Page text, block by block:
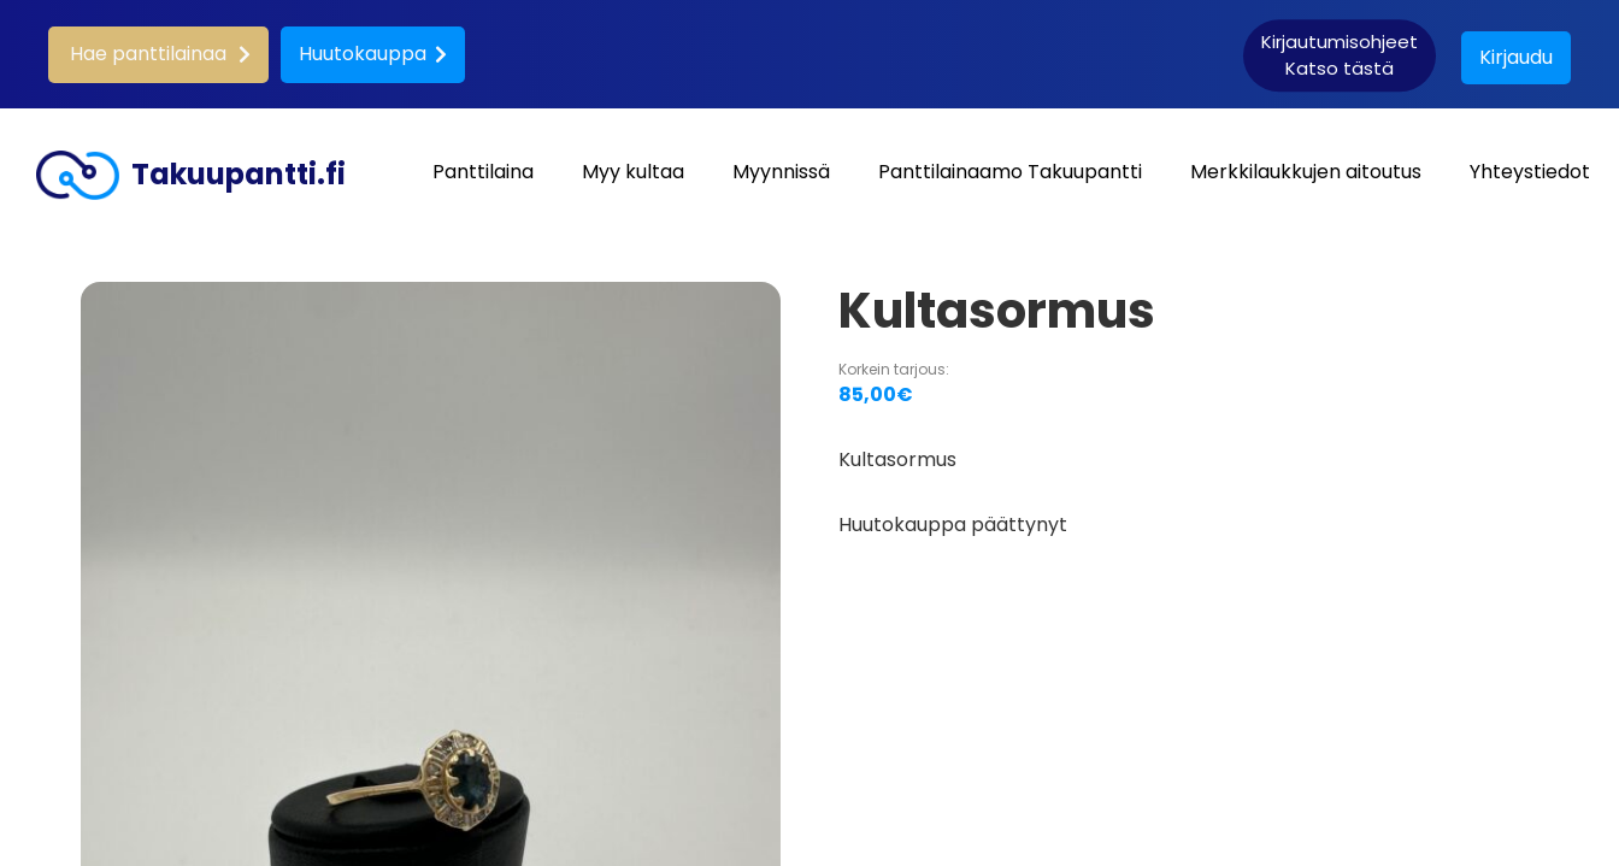
Hae panttilainaa Huutokauppa Kirjautumisohjeet
Katso tästä Kirjaudu
Takuupantti.fi Panttilaina Myy kultaa Myynnissä Panttilainaamo Takuupantti Merkkilaukkujen aitoutus Yhteystiedot
Kultasormus
Korkein tarjous:
85,00€
Kultasormus
Huutokauppa päättynyt